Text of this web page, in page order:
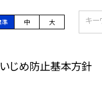
準 中 大
いじめ防止基本方針